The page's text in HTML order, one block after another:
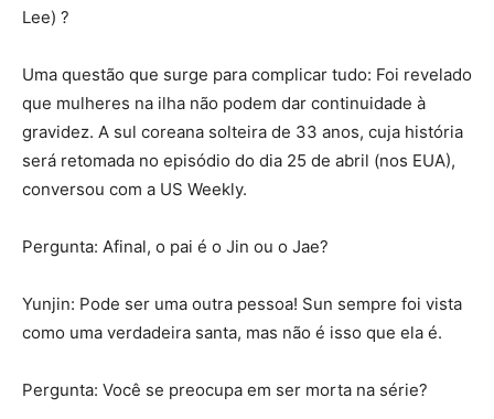
Lee) ?
Uma questão que surge para complicar tudo: Foi revelado
que mulheres na ilha não podem dar continuidade à
gravidez. A sul coreana solteira de 33 anos, cuja história
será retomada no episódio do dia 25 de abril (nos EUA),
conversou com a US Weekly.
Pergunta: Afinal, o pai é o Jin ou o Jae?
Yunjin: Pode ser uma outra pessoa! Sun sempre foi vista
como uma verdadeira santa, mas não é isso que ela é.
Pergunta: Você se preocupa em ser morta na série?